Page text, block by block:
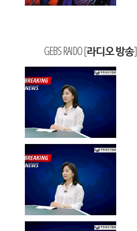
GEBS RAIDO [라디오 방송]